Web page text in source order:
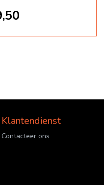
Klantendienst
Contacteer ons